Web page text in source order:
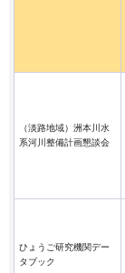
（淡路地域）洲本川水
系河川整備計画懇談会
ひょうご研究機関デー
タブック